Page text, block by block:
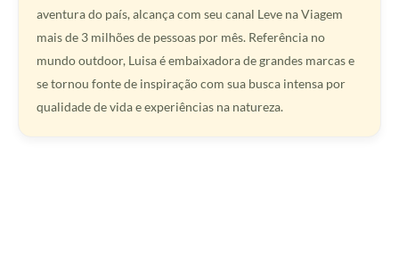
aventura do país, alcança com seu canal Leve na Viagem
mais de 3 milhões de pessoas por mês. Referência no
mundo outdoor, Luisa é embaixadora de grandes marcas e
se tornou fonte de inspiração com sua busca intensa por
qualidade de vida e experiências na natureza.